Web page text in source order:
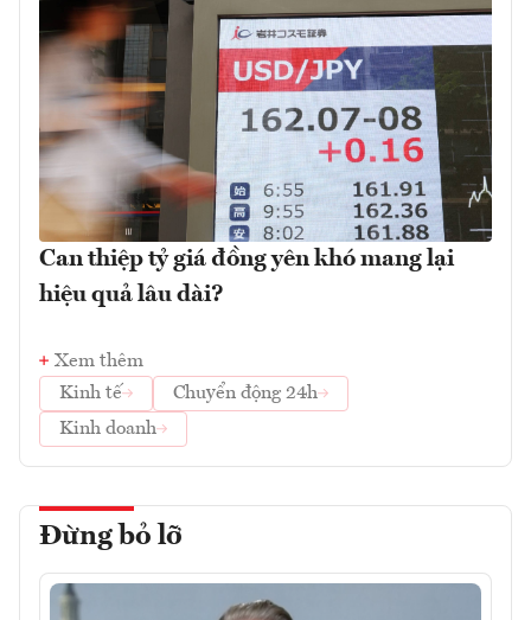
Can thiệp tỷ giá đồng yên khó mang lại
hiệu quả lâu dài?
Xem thêm
Kinh tế
Chuyển động 24h
Kinh doanh
Đừng bỏ lỡ